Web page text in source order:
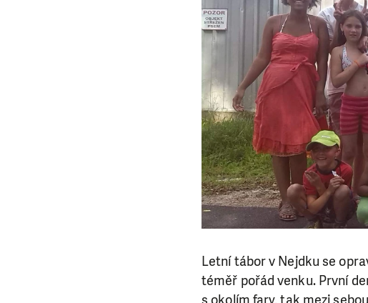
Letní tábor v Nejdku se
téměř pořád venku. První